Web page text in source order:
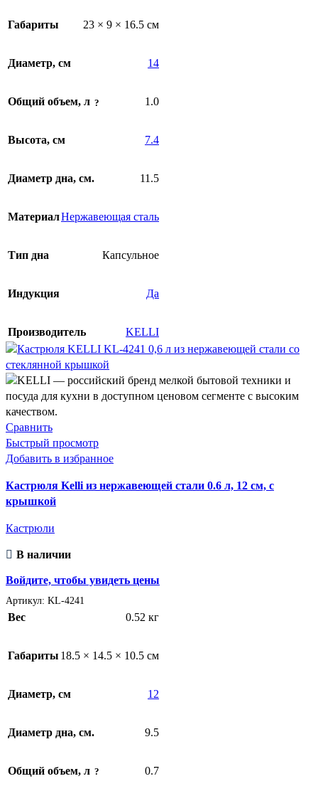
Габариты 23 × 9 × 16.5 см
Диаметр, см 14
Общий объем, л 1.0
Высота, см 7.4
Диаметр дна, см. 11.5
МатериалНержавеющая сталь
Тип дна Капсульное
Индукция Да
Производитель KELLI
Сравнить
Быстрый просмотр
Добавить в избранное
Кастрюля Kelli из нержавеющей стали 0.6 л, 12 см, с
крышкой
Кастрюли
В наличии
Войдите, чтобы увидеть цены
Артикул: KL-4241
Вес 0.52 кг
Габариты 18.5 × 14.5 × 10.5 см
Диаметр, см 12
Диаметр дна, см. 9.5
Общий объем, л 0.7